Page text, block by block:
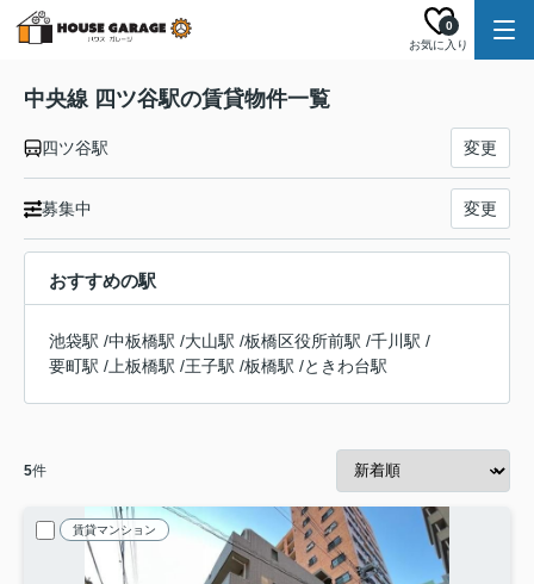
お気に入り
0
中央線 四ツ谷駅の賃貸物件一覧
四ツ谷駅 変更
募集中 変更
おすすめの駅
池袋駅 /中板橋駅 /大山駅 /板橋区役所前駅 /千川駅 /
要町駅 / 上板橋駅 /王子駅 /板橋駅 /ときわ台駅
5件
賃貸マンション